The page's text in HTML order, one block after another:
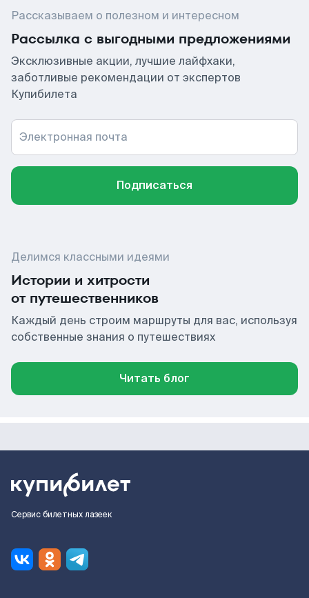
Рассказываем о полезном и интересном
Рассылка с выгодными предложениями
Эксклюзивные акции, лучшие лайфхаки,
заботливые рекомендации от экспертов
Купибилета
Электронная почта
Подписаться
Делимся классными идеями
Истории и хитрости
от путешественников
Каждый день строим маршруты для вас, используя
собственные знания о путешествиях
Читать блог
Сервис билетных лазеек